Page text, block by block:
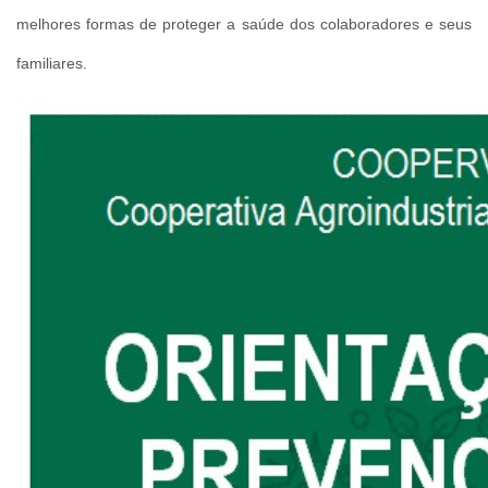
melhores formas de proteger a saúde dos colaboradores e seus
familiares.